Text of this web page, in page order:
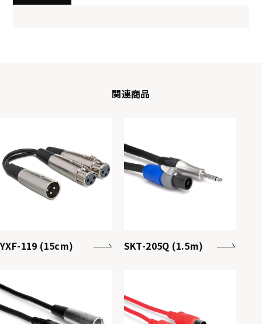
関連商品
YXF-119 (15cm) SKT-205Q (1.5m)